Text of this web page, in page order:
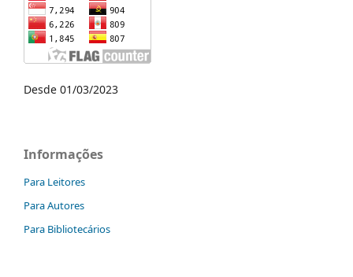
Desde 01/03/2023
Informações
Para Leitores
Para Autores
Para Bibliotecários